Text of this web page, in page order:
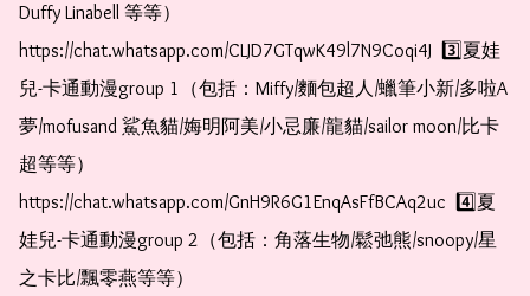
Duffy Linabell 等等）
https://chat.whatsapp.com/CLJD7GTqwK49l7N9Coqi4J  3️⃣夏娃
兒-卡通動漫group 1（包括：Miffy/麵包超人/蠟筆小新/多啦A
夢/mofusand 鯊魚貓/娒明阿美/小忌廉/龍貓/sailor moon/比卡
超等等）
https://chat.whatsapp.com/GnH9R6G1EnqAsFfBCAq2uc  4️⃣夏
娃兒-卡通動漫group 2（包括：角落生物/鬆弛熊/snoopy/星
之卡比/飄零燕等等）